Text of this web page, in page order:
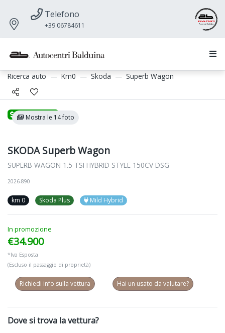
Telefono
+39 06784611
Ricerca auto Km0 Skoda Superb Wagon
Promozione
Mostra le 14 foto
SKODA Superb Wagon
SUPERB WAGON 1.5 TSI HYBRID STYLE 150CV DSG
2026-890
km 0 Skoda Plus Mild Hybrid
In promozione
€34.900
*Iva Esposta
(Escluso il passaggio di proprietà)
Richiedi info sulla vettura Hai un usato da valutare?
Dove si trova la vettura?